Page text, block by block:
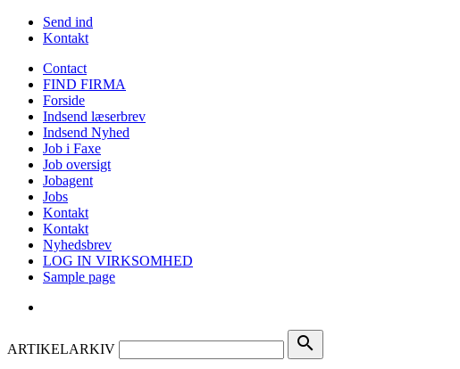
Send ind
Kontakt
Contact
FIND FIRMA
Forside
Indsend læserbrev
Indsend Nyhed
Job i Faxe
Job oversigt
Jobagent
Jobs
Kontakt
Kontakt
Nyhedsbrev
LOG IN VIRKSOMHED
Sample page
ARTIKELARKIV search